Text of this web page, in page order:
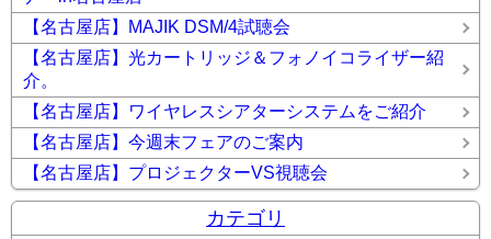
【名古屋店】MAJIK DSM/4試聴会
【名古屋店】光カートリッジ＆フォノイコライザー紹
介。
【名古屋店】ワイヤレスシアターシステムをご紹介
【名古屋店】今週末フェアのご案内
【名古屋店】プロジェクターVS視聴会
カテゴリ